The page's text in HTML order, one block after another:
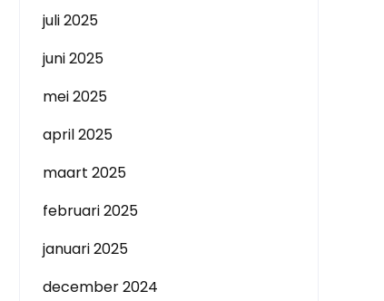
juli 2025
juni 2025
mei 2025
april 2025
maart 2025
februari 2025
januari 2025
december 2024